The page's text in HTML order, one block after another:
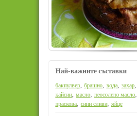
Най-важните съставки
бакпулвер, брашно, вода, захар,
кайсии, масло, неосолено масло,
праскова, сини сливи, яйце